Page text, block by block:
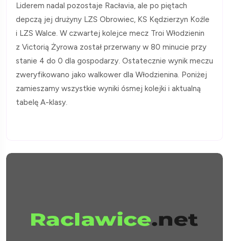
Liderem nadal pozostaje Racłavia, ale po piętach
depczą jej drużyny LZS Obrowiec, KS Kędzierzyn Koźle
i LZS Walce. W czwartej kolejce mecz Troi Włodzienin
z Victorią Żyrowa został przerwany w 80 minucie przy
stanie 4 do 0 dla gospodarzy. Ostatecznie wynik meczu
zweryfikowano jako walkower dla Włodzienina. Poniżej
zamieszamy wszystkie wyniki ósmej kolejki i aktualną
tabelę A-klasy.